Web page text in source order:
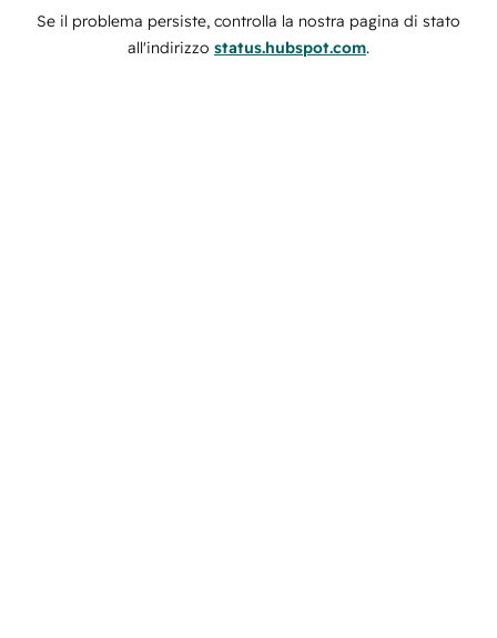
Se il problema persiste, controlla la nostra pagina di stato
all'indirizzo status.hubspot.com.